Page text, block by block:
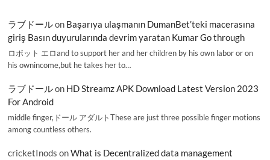
ラブドールon Başarıya ulaşmanın DumanBet’teki macerasına
giriş Basın duyurularında devrim yaratan Kumar Go through
ロボット エロand to support her and her children by his own labor or on
his ownincome,but he takes her to…
ラブドールon HD Streamz APK Download Latest Version 2023
For Android
middle finger,ドール アダルトThese are just three possible finger motions
among countless others.
cricketInods onWhat is Decentralized data management